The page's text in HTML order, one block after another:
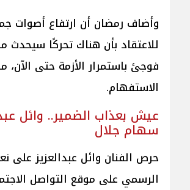
وأضاف رمضان أن ارتفاع أصوات
للاعتقاد بأن هناك تحركًا سيحدث
فوجئ باستمرار الأزمة حتى الآن،
الاستفهام.
عيش بعذاب الضمير.. وائل
سهام جلال
حرص الفنان وائل عبدالعزيز على
الرسمي على موقع التواصل